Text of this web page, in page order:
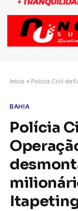
Início » Polícia Civil deflagra
BAHIA
Polícia